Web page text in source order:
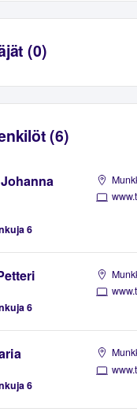
(0)
(6)
6
6
6